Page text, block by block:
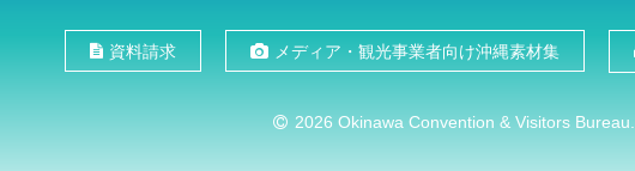
資料請求 メディア・観光事業者向け沖縄素材集
2026 Okinawa Convention & Visitors Bureau.